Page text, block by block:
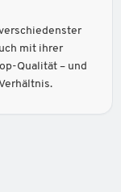
mit ihrer
Qualität – und